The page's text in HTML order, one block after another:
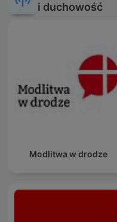
i duchowość
Modlitwa w drodze